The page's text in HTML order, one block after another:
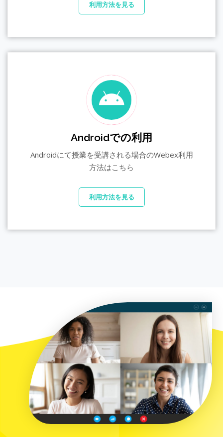
利用方法を見る
Androidでの利用
Androidにて授業を受講される場合のWebex利用
方法はこちら
利用方法を見る